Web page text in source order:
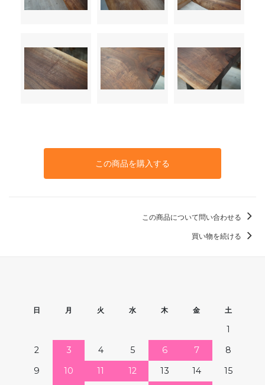
この商品を購入する
この商品について問い合わせる
買い物を続ける
日 月 火 水 木 金 土
1
2
3 4 5 6 7
8
9
10 11 12 13 14
15